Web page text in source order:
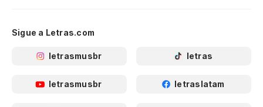
Sigue a Letras.com
letrasmusbr letras
letrasmusbr letraslatam